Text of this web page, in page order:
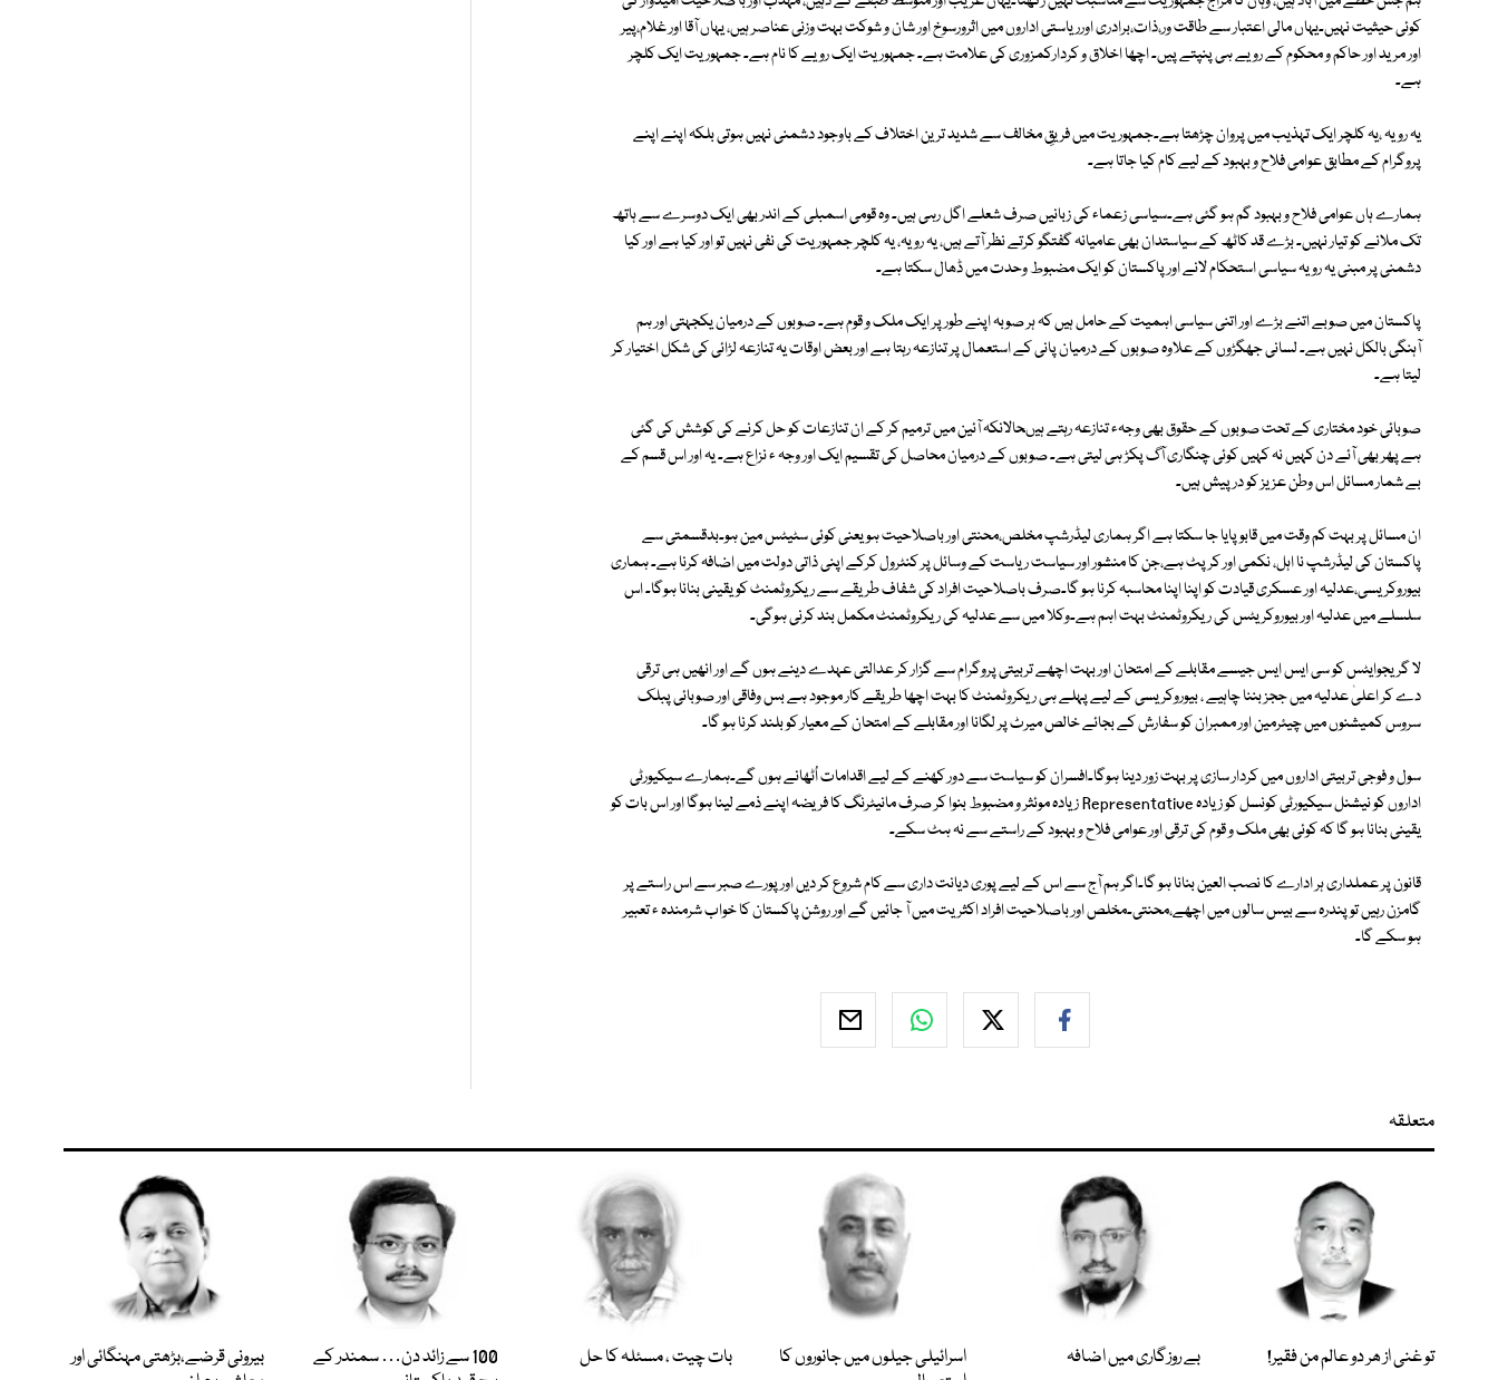
کوئی حیثیت نہیں۔یہاں مالی اعتبار سے طاقت ور،ذات،برادری اورریاستی اداروں میں اثرورسوخ اور شان و شوکت بہت وزنی عناصر ہیں، یہاں آقا اور غلام،پیر
اور مرید اور حاکم و محکوم کے رویے ہی پنپتے پیں۔ اچھا اخلاق و کردارکمزوری کی علامت ہے۔ جمہوریت ایک رویے کا نام ہے۔ جمہوریت ایک کلچر
ہے۔
یہ رویہ ،یہ کلچر ایک تہذیب میں پروان چڑھتا ہے۔جمہوریت میں فریقِ مخالف سے شدید ترین اختلاف کے باوجود دشمنی نہیں ہوتی بلکہ اپنے اپنے
پروگرام کے مطابق عوامی فلاح و بہبود کے لیے کام کیا جاتا ہے۔
ہمارے ہاں عوامی فلاح و بہبود گم ہو گئی ہے۔سیاسی زعماء کی زبانیں صرف شعلے اگل رہی ہیں۔ وہ قومی اسمبلی کے اندر بھی ایک دوسرے سے ہاتھ
تک ملانے کو تیار نہیں۔ بڑے قد کاٹھ کے سیاستدان بھی عامیانہ گفتگو کرتے نظر آتے ہیں، یہ رویہ، یہ کلچر جمہوریت کی نفی نہیں تو اور کیا ہے اور کیا
دشمنی پر مبنی یہ رویہ سیاسی استحکام لانے اور پاکستان کو ایک مضبوط وحدت میں ڈھال سکتا ہے۔
پاکستان میں صوبے اتنے بڑے اور اتنی سیاسی اہمیت کے حامل ہیں کہ ہر صوبہ اپنے طور پر ایک ملک و قوم ہے۔ صوبوں کے درمیان یکجہتی اور ہم
آہنگی بالکل نہیں ہے۔ لسانی جھگڑوں کے علاوہ صوبوں کے درمیان پانی کے استعمال پر تنازعہ رہتا ہے اور بعض اوقات یہ تنازعہ لڑائی کی شکل اختیار کر
لیتا ہے۔
صوبائی خود مختاری کے تحت صوبوں کے حقوق بھی وجہء تنازعہ رہتے ہیںحالانکہ آئین میں ترمیم کر کے ان تنازعات کو حل کرنے کی کوشش کی گئی
ہے پھر بھی آئے دن کہیں نہ کہیں کوئی چنگاری آگ پکڑ ہی لیتی ہے۔ صوبوں کے درمیان محاصل کی تقسیم ایک اور وجہ ء نزاع ہے۔ یہ اور اس قسم کے
بے شمار مسائل اس وطن عزیز کو درپیش ہیں۔
ان مسائل پر بہت کم وقت میں قابو پایا جا سکتا ہے اگر ہماری لیڈرشپ مخلص،محنتی اور باصلاحیت ہو یعنی کوئی سٹیٹس مین ہو۔بدقسمتی سے
پاکستان کی لیڈرشپ نا اہل، نکمی اور کرپٹ ہے،جن کا منشور اور سیاست ریاست کے وسائل پر کنٹرول کرکے اپنی ذاتی دولت میں اضافہ کرنا ہے۔ ہماری
بیوروکریسی،عدلیہ اور عسکری قیادت کو اپنا اپنا محاسبہ کرنا ہو گا۔صرف باصلاحیت افراد کی شفاف طریقے سے ریکروٹمنٹ کو یقینی بنانا ہوگا۔ اس
سلسلے میں عدلیہ اور بیوروکریٹس کی ریکروٹمنٹ بہت اہم ہے۔وکلا میں سے عدلیہ کی ریکروٹمنٹ مکمل بند کرنی ہوگی۔
لا گریجوایٹس کو سی ایس ایس جیسے مقابلے کے امتحان اور بہت اچھے تربیتی پروگرام سے گزار کر عدالتی عہدے دینے ہوں گے اور انھیں ہی ترقی
دے کر اعلیٰ عدلیہ میں ججز بننا چاہیے ، بیوروکریسی کے لیے پہلے ہی ریکروٹمنٹ کا بہت اچھا طریقے کار موجود ہے بس وفاقی اور صوبائی پبلک
سروس کمیشنوں میں چیئرمین اور ممبران کو سفارش کے بجائے خالص میرٹ پر لگانا اور مقابلے کے امتحان کے معیار کو بلند کرنا ہو گا۔
سول و فوجی تربیتی اداروں میں کردار سازی پر بہت زور دینا ہوگا۔افسران کو سیاست سے دور کھنے کے لیے اقدامات اُٹھانے ہوں گے۔ہمارے سیکیورٹی
اداروں کو نیشنل سیکیورٹی کونسل کو زیادہ Representative زیادہ موئثر و مضبوط بنوا کر صرف مانیٹرنگ کا فریضہ اپنے ذمے لینا ہوگا اور اس بات کو
یقینی بنانا ہو گا کہ کوئی بھی ملک و قوم کی ترقی اور عوامی فلاح و بہبود کے راستے سے نہ ہٹ سکے۔
قانون پر عملداری ہر ادارے کا نصب العین بنانا ہو گا۔اگر ہم آج سے اس کے لیے پوری دیانت داری سے کام شروع کر دیں اور پورے صبر سے اس راستے پر
گامزن رہیں تو پندرہ سے بیس سالوں میں اچھے،محنتی۔مخلص اور باصلاحیت افراد اکثریت میں آ جائیں گے اور روشن پاکستان کا خواب شرمندہ ء تعبیر
ہو سکے گا۔
متعلقہ
تو غنی از ھر دو عالم من فقیر! بے روزگاری میں اضافہ
اسرائیلی جیلوں میں جانوروں کا
بات چیت ، مسئلہ کا حل
100 سے زائد دن… سمندر کے
بیرونی قرضے،بڑھتی مہنگائی اور